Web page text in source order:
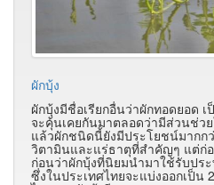
ผักบุ้ง
ผักบุ้งมีชื่อเรียกอื่นว่าผักทอดยอด
จะคุ้นเคยกันมาตลอดว่ามีส่วนช่ว
แล้วผักชนิดนี้ยังมีประโยชน์มากก
วิตามินและแร่ธาตุที่สำคัญๆ แต่ก่
ก่อนว่าผักบุ้งที่นิยมนำมาใช้รับปร
ซึ่งในประเทศไทยจะแบ่งออกเป็น